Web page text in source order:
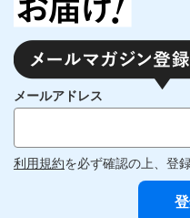
メールアドレス
利用規約を必ず確認の上、登